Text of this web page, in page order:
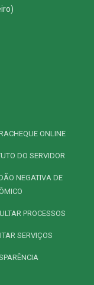
ONLINE
DO SERVIDOR
NEGATIVA DE
PROCESSOS
SERVIÇOS